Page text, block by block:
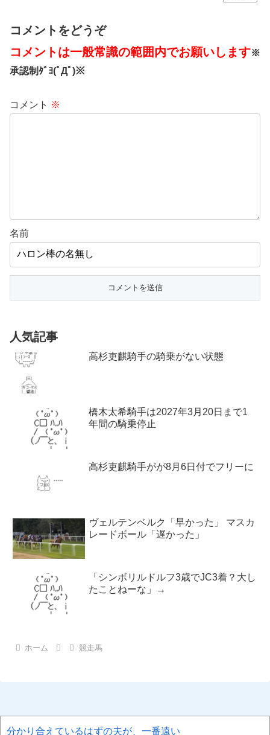
コメントをどうぞ
コメントは一般常識の範囲内でお願いします※
承認制ﾀﾞﾖ(ﾟДﾟ)※
コメント ※
名前
人気記事
高杉吏麒騎手の騎乗がない状態
橋木太希騎手は2027年3月20日まで1
年間の騎乗停止
高杉吏麒騎手がが8月6日付でフリーに
ヴェルテンベルク「早かった」 マスカ
レードボール「遅かった」
「シンボリルドルフ3歳でJC3着？大し
たことねーな」→
ホーム 競走馬
分かり合えているはずの夫が、一番遠い